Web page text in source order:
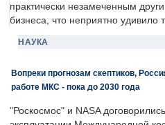
практически незамеченным
бизнеса, что неприятно удивило
НАУКА
Вопреки прогнозам скептиков,
работе МКС - пока до 2030 года
"Роскосмос" и NASA